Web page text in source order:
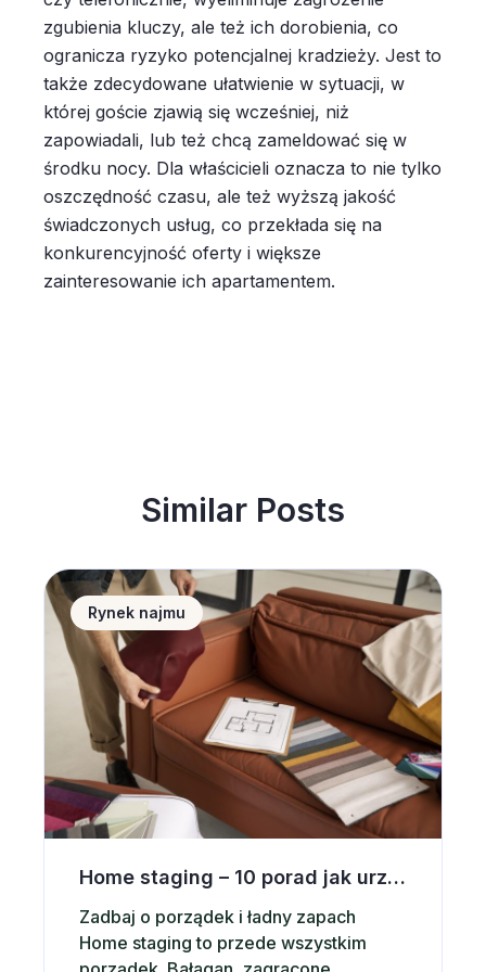
zgubienia kluczy, ale też ich dorobienia, co
ogranicza ryzyko potencjalnej kradzieży. Jest to
także zdecydowane ułatwienie w sytuacji, w
której goście zjawią się wcześniej, niż
zapowiadali, lub też chcą zameldować się w
środku nocy. Dla właścicieli oznacza to nie tylko
oszczędność czasu, ale też wyższą jakość
świadczonych usług, co przekłada się na
konkurencyjność oferty i większe
zainteresowanie ich apartamentem.
Similar Posts
Home staging &#8211; 10 porad jak urządzić
Rynek najmu
Home staging – 10 porad jak urządzić wnętrze pod wynajem krótkoterminowy
Zadbaj o porządek i ładny zapach
Home staging to przede wszystkim